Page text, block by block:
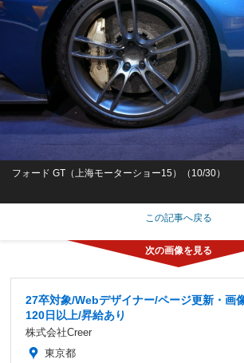
フォード GT（上海モーターショー15）（10/30）
この記事へ戻る
27卒対象/Webデザイナー/ページ更新・画
120日以上/昇給あり
株式会社Creer
東京都